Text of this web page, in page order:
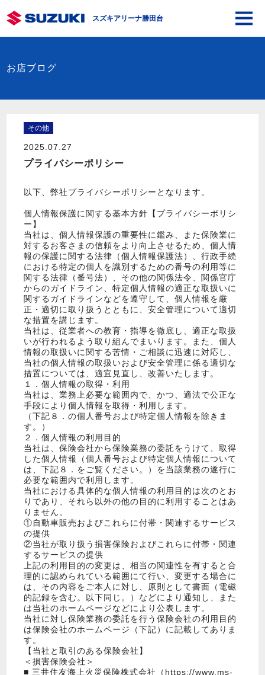
スズキアリーナ勝田台
お店ブログ
その他
2025.07.27
プライバシーポリシー
以下、弊社プライバシーポリシーとなります。
個人情報保護に関する基本方針【プライバシーポリシ
ー】
当社は、個人情報保護の重要性に鑑み、また保険業に
対するお客さまの信頼をより向上させるため、個人情
報の保護に関する法律（個人情報保護法）、行政手続
における特定の個人を識別するための番号の利用等に
関する法律（番号法）、その他の関係法令、関係官庁
からのガイドライン、特定個人情報の適正な取扱いに
関するガイドラインなどを遵守して、個人情報を厳
正・適切に取り扱うとともに、安全管理について適切
な措置を講じます。
当社は、従業者への教育・指導を徹底し、適正な取扱
いが行われるよう取り組んでまいります。また、個人
情報の取扱いに関する苦情・ご相談に迅速に対応し、
当社の個人情報の取扱いおよび安全管理に係る適切な
措置については、適宜見直し、改善いたします。
１．個人情報の取得・利用
当社は、業務上必要な範囲内で、かつ、適法で公正な
手段により個人情報を取得・利用します。
（下記８．の個人番号および特定個人情報を除きま
す。）
２．個人情報の利用目的
当社は、保険会社から保険業務の委託をうけて、取得
した個人情報（個人番号および特定個人情報について
は、下記８．をご覧ください。）を当該業務の遂行に
必要な範囲内で利用します。
当社における具体的な個人情報の利用目的は次のとお
りであり、それら以外の他の目的に利用することはあ
りません。
①自動車販売およびこれらに付帯・関連するサービス
の提供
②当社が取り扱う損害保険およびこれらに付帯・関連
するサービスの提供
上記の利用目的の変更は、相当の関連性を有すると合
理的に認められている範囲にて行い、変更する場合に
は、その内容をご本人に対し、原則として書面（電磁
的記録を含む。以下同じ。）などにより通知し、また
は当社のホームページなどにより公表します。
当社に対し保険業務の委託を行う保険会社の利用目的
は保険会社のホームページ（下記）に記載してありま
す。
【当社と取引のある保険会社】
＜損害保険会社＞
■ 三井住友海上火災保険株式会社（https://www.ms-